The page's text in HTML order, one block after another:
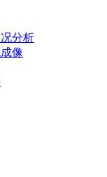
分析
像